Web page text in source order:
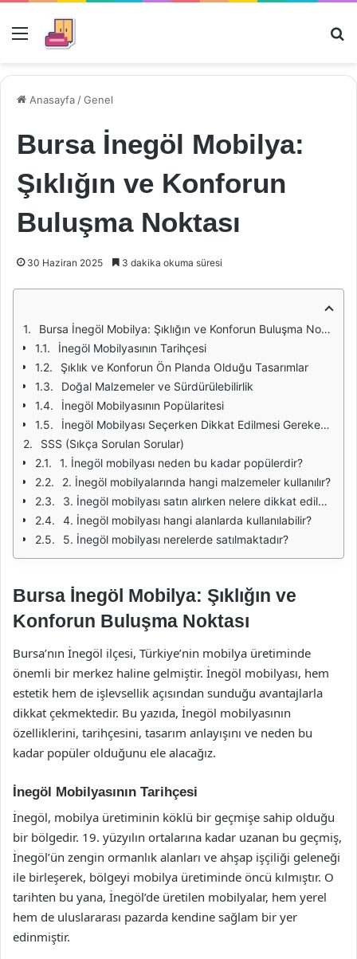
Menü
Anasayfa /Genel
Bursa İnegöl Mobilya:
Şıklığın ve Konforun
Buluşma Noktası
30 Haziran 2025 3 dakika okuma süresi
Bursa İnegöl Mobilya: Şıklığın ve Konforun Buluşma Noktası
İnegöl Mobilyasının Tarihçesi
Şıklık ve Konforun Ön Planda Olduğu Tasarımlar
Doğal Malzemeler ve Sürdürülebilirlik
İnegöl Mobilyasının Popülaritesi
İnegöl Mobilyası Seçerken Dikkat Edilmesi Gerekenler
SSS (Sıkça Sorulan Sorular)
1. İnegöl mobilyası neden bu kadar popülerdir?
2. İnegöl mobilyalarında hangi malzemeler kullanılır?
3. İnegöl mobilyası satın alırken nelere dikkat edilmelidir?
4. İnegöl mobilyası hangi alanlarda kullanılabilir?
5. İnegöl mobilyası nerelerde satılmaktadır?
Bursa İnegöl Mobilya: Şıklığın ve
Konforun Buluşma Noktası
Bursa’nın İnegöl ilçesi, Türkiye’nin mobilya üretiminde
önemli bir merkez haline gelmiştir. İnegöl mobilyası, hem
estetik hem de işlevsellik açısından sunduğu avantajlarla
dikkat çekmektedir. Bu yazıda, İnegöl mobilyasının
özelliklerini, tarihçesini, tasarım anlayışını ve neden bu
kadar popüler olduğunu ele alacağız.
İnegöl Mobilyasının Tarihçesi
İnegöl, mobilya üretiminin köklü bir geçmişe sahip olduğu
bir bölgedir. 19. yüzyılın ortalarına kadar uzanan bu geçmiş,
İnegöl’ün zengin ormanlık alanları ve ahşap işçiliği geleneği
ile birleşerek, bölgeyi mobilya üretiminde öncü kılmıştır. O
tarihten bu yana, İnegöl’de üretilen mobilyalar, hem yerel
hem de uluslararası pazarda kendine sağlam bir yer
edinmiştir.